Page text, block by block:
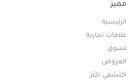
مميز
الرئيسية
علامات تجارية
تسوق
العروض
اكتشفي اكثر